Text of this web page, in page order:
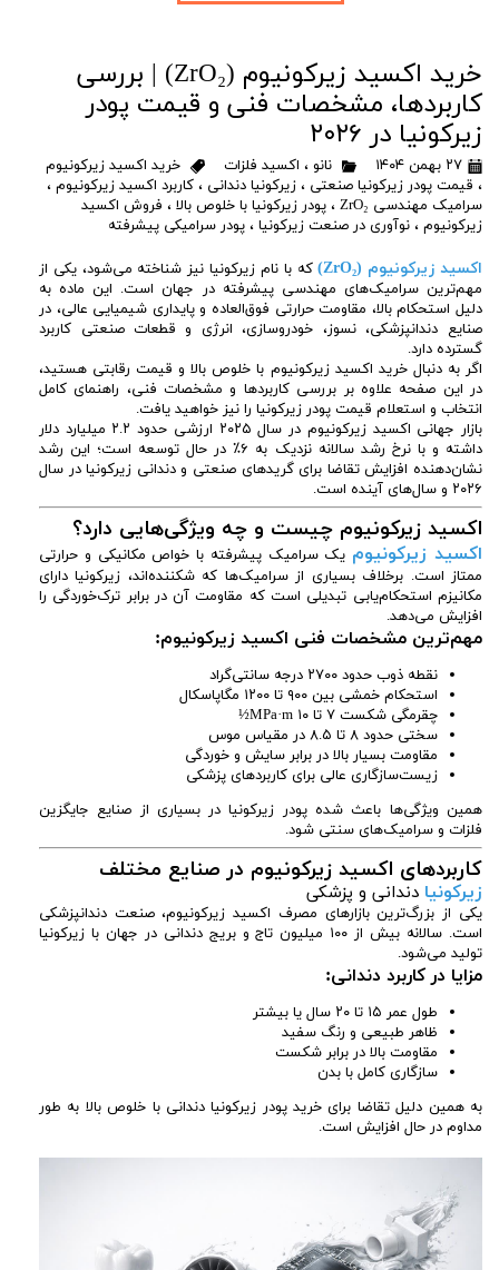
خرید اکسید زیرکونیوم (ZrO₂) | بررسی
کاربردها، مشخصات فنی و قیمت پودر
زیرکونیا در ۲۰۲۶
۲۷ بهمن ۱۴۰۴ نانو ، اکسید فلزات
خرید اکسید زیرکونیوم
، قیمت پودر زیرکونیا صنعتی ،زیرکونیا دندانی ،کاربرد اکسید زیرکونیوم ،
سرامیک مهندسی ZrO₂
،پودر زیرکونیا با خلوص بالا ، فروش اکسید
زیرکونیوم ،نوآوری در صنعت زیرکونیا ،پودر سرامیکی پیشرفته
اکسید زیرکونیوم (ZrO₂)
که با نام زیرکونیا نیز شناخته می‌شود، یکی از
مهم‌ترین سرامیک‌های مهندسی پیشرفته در جهان است. این ماده به
دلیل استحکام بالا، مقاومت حرارتی فوق‌العاده و پایداری شیمیایی عالی، در
صنایع دندانپزشکی، نسوز، خودروسازی، انرژی و قطعات صنعتی کاربرد
گسترده دارد.
اگر به دنبال خرید اکسید زیرکونیوم با خلوص بالا و قیمت رقابتی هستید،
در این صفحه علاوه بر بررسی کاربردها و مشخصات فنی، راهنمای کامل
انتخاب و استعلام قیمت پودر زیرکونیا را نیز خواهید یافت.
بازار جهانی اکسید زیرکونیوم در سال ۲۰۲۵ ارزشی حدود ۲.۲ میلیارد دلار
داشته و با نرخ رشد سالانه نزدیک به ۶٪ در حال توسعه است؛ این رشد
نشان‌دهنده افزایش تقاضا برای گریدهای صنعتی و دندانی زیرکونیا در سال
۲۰۲۶ و سال‌های آینده است.
اکسید زیرکونیوم چیست و چه ویژگی‌هایی دارد؟
اکسید زیرکونیوم یک سرامیک پیشرفته با خواص مکانیکی و حرارتی
ممتاز است. برخلاف بسیاری از سرامیک‌ها که شکننده‌اند، زیرکونیا دارای
مکانیزم استحکام‌یابی تبدیلی است که مقاومت آن در برابر ترک‌خوردگی را
افزایش می‌دهد.
مهم‌ترین مشخصات فنی اکسید زیرکونیوم:
نقطه ذوب حدود ۲۷۰۰ درجه سانتی‌گراد
استحکام خمشی بین ۹۰۰ تا ۱۲۰۰ مگاپاسکال
چقرمگی شکست ۷ تا ۱۰ MPa·m½
سختی حدود ۸ تا ۸.۵ در مقیاس موس
مقاومت بسیار بالا در برابر سایش و خوردگی
زیست‌سازگاری عالی برای کاربردهای پزشکی
همین ویژگی‌ها باعث شده پودر زیرکونیا در بسیاری از صنایع جایگزین
فلزات و سرامیک‌های سنتی شود.
کاربردهای اکسید زیرکونیوم در صنایع مختلف
زیرکونیا دندانی و پزشکی
یکی از بزرگ‌ترین بازارهای مصرف اکسید زیرکونیوم، صنعت دندانپزشکی
است. سالانه بیش از ۱۰۰ میلیون تاج و بریج دندانی در جهان با زیرکونیا
تولید می‌شود.
مزایا در کاربرد دندانی:
طول عمر ۱۵ تا ۲۰ سال یا بیشتر
ظاهر طبیعی و رنگ سفید
مقاومت بالا در برابر شکست
سازگاری کامل با بدن
به همین دلیل تقاضا برای خرید پودر زیرکونیا دندانی با خلوص بالا به طور
مداوم در حال افزایش است.